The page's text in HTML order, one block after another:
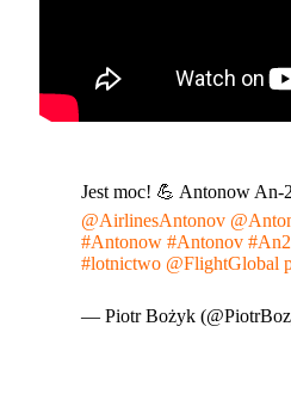
Jest moc! 💪 Antonow
@AirlinesAntonov
#Antonow #Antonov
#lotnictwo @FlightGlobal
— Piotr Bożyk